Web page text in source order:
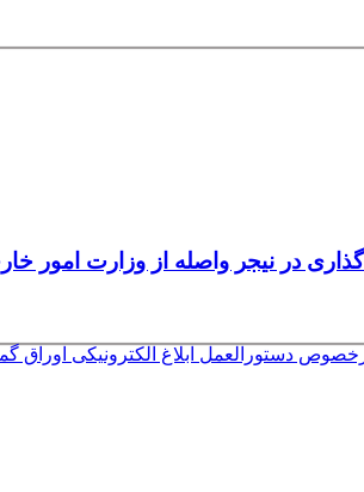
در نیجر واصله از وزارت امور